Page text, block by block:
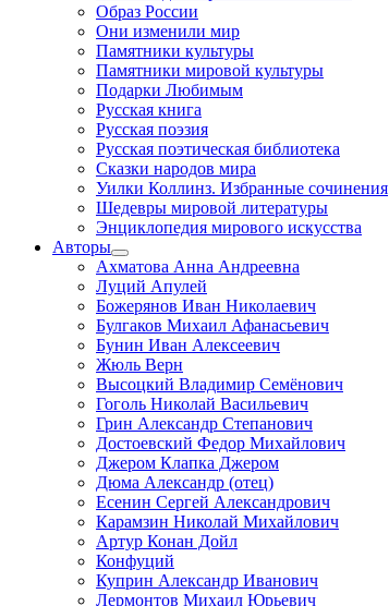
Образ России
Они изменили мир
Памятники культуры
Памятники мировой культуры
Подарки Любимым
Русская книга
Русская поэзия
Русская поэтическая библиотека
Сказки народов мира
Уилки Коллинз. Избранные сочинения
Шедевры мировой литературы
Энциклопедия мирового искусства
Авторы
Ахматова Анна Андреевна
Луций Апулей
Божерянов Иван Николаевич
Булгаков Михаил Афанасьевич
Бунин Иван Алексеевич
Жюль Верн
Высоцкий Владимир Семёнович
Гоголь Николай Васильевич
Грин Александр Степанович
Достоевский Федор Михайлович
Джером Клапка Джером
Дюма Александр (отец)
Есенин Сергей Александрович
Карамзин Николай Михайлович
Артур Конан Дойл
Конфуций
Куприн Александр Иванович
Лермонтов Михаил Юрьевич